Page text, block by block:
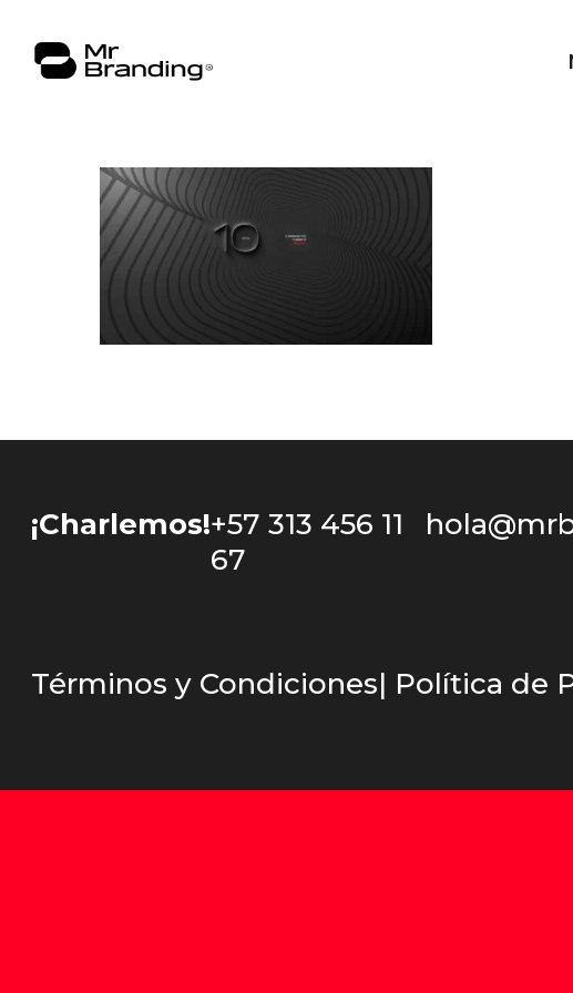
¡Charlemos!+57 313 456 11
67
Términos y Condiciones| Política de
+57 313 4561167
Términos y Condiciones
Política de privacidad